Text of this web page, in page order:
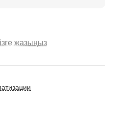
жазыңыз